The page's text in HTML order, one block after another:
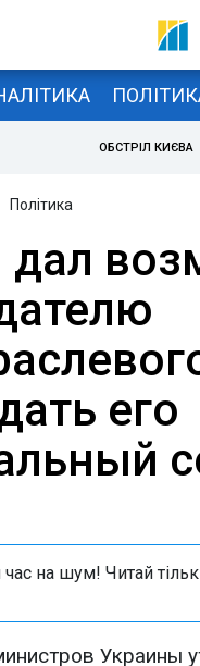
ОБСТРІЛ КИЄВА
Політика
дал
его
на шум! Читай
Украины